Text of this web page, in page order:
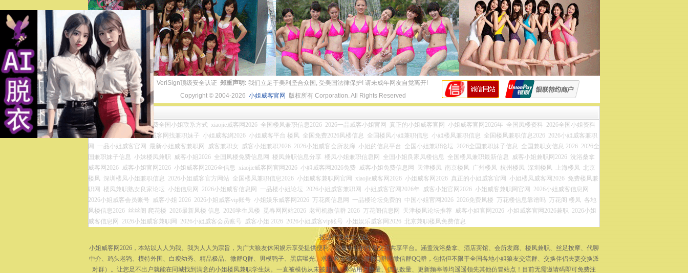
VeriSign顶级安全认证 郑重声明: 我们立足于美利坚合众国, 受美国法律保护! 请未成年网友自觉离开!
Copyright © 2004-2026 小姐威客官网 版权所有 Corporation. All Rights Reserved
友情链接
小姐威客兼职网官网 免费全国小姐联系方式 xiaojie威客网2026 全国楼凤兼职信息2026 2026一品威客小姐官网 真正的小姐威客官网 小姐威客官网2026年 全国凤楼资料
2026全国小姐资料
zip
全国各地凤楼资源 威客网找兼职妹子 小姐威客網2026 小姐威客平台 楼凤 全国免费2026凤楼信息 全国楼凤小姐兼职信息 小姐楼凤兼职信息 全国楼凤兼职信息2026 2026小姐威客兼职
网
一品小姐威客官网 最新小姐威客兼职网 威客兼职女 威客小姐兼职2026 2026小姐威客会所发廊 小姐的信息平台 全国小姐兼职论坛 2026全国兼职妹子信息 全国兼职女信息 2026 2026全
国兼职妹子信息 小妹楼凤兼职 威客小姐2026 全国凤楼免费信息网 楼凤兼职信息分享 楼凤小姐兼职信息网 全国小姐良家凤楼信息 全国楼凤兼职最新信息 威客小姐兼职网2026 洗浴桑拿
威客网2026 威客小姐官网2026 小姐威客网2026全信息 xiaojie威客网官网2026 小姐威客网2026免费 威客小姐免费信息网 天津楼凤 南京楼凤 广州楼凤 杭州楼凤 深圳楼凤 上海楼凤 北京
楼凤 深圳楼凤小姐兼职信息 2026小姐威客官方网站 全国楼凤兼职信息2026 小姐威客兼职网官网 xiaojie威客网2026 小姐威客网2026 真正的小姐威客官网 小姐楼凤威客网2026 免费楼凤兼
职网
楼凤兼职熟女良家论坛 小姐信息网 2026小姐威客信息网 一品楼小姐论坛 2026小姐威客兼职网 小姐威客官网2026年 威客小姐官网2026 小姐威客兼职网官网
2026小姐威客信息网
2026小姐威客会员账号 威客小姐 2026 2026小姐威客vip账号 小姐娱乐威客网2026 万花阁信息网 一品楼论坛免费的 中国小姐官网2026 2026免费凤楼 万花楼信息靠谱吗 万花阁 楼凤 各地
凤楼信息2026 丝丝阁 爬花楼 2026最新凤楼 信息 2026学生凤楼 觅春网网站2026 老司机微信群 2026 万花阁信息网 天津楼凤论坛推荐 威客小姐官网2026 小姐威客官网2026兼职 2026小姐
威客信息网
2026小姐威客兼职网 2026小姐威客会员账号 威客小姐 2026 2026小姐威客vip账号 小姐娱乐威客网2026 北京兼职楼凤免费信息
投放广告点击此处
小姐威客网2026，本站以人人为我、我为人人为宗旨，为广大狼友休闲娱乐享受提供便利，是最专业的性息交流共享平台。涵盖洗浴桑拿、酒店宾馆、会所发廊、楼凤兼职、丝足按摩、代聊
中介、鸡头老鸨、模特外围、白瘦幼秀、精品极品、微群Q群、男模鸭子、黑店曝光、求包养等板块（微群Q群即微信群QQ群，包括但不限于全国各地小姐狼友交流群、交换伴侣夫妻交换派
对群）。让您足不出户就能在同城找到满意的小姐楼凤兼职学生妹。一直被模仿从未被超越！本站用户数量、信息数量、更新频率等均遥遥领先其他仿冒站点！目前无需邀请码即可免费注